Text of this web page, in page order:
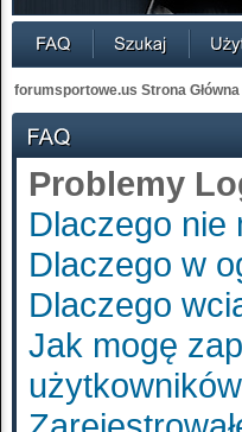
forumsportowe.us Strona Główna
Problemy
Dlaczego nie
Dlaczego w
Dlaczego
Jak mogę